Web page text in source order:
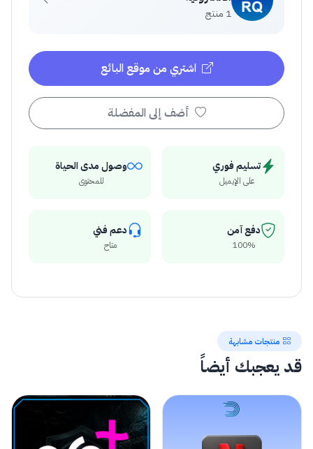
1 منتج
اشتري من موقع البائع
أضف إلى المفضلة
تسليم فوري
على الإيميل
وصول مدى الحياة
للمحتوى
دفع آمن
100%
دعم فني
متاح
منتجات مشابهة
قد يعجبك أيضاً